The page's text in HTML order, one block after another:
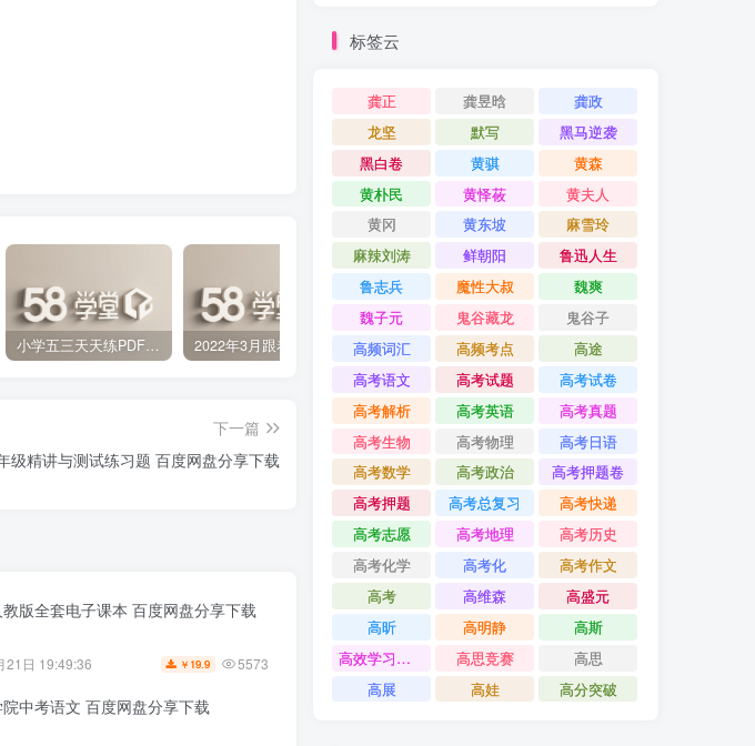
小学五三天天练PDF（压缩打包）百度网盘分享下载 启蒙英语儿歌Super Simple Songs（1-3共44个视频）百度网盘分享下载
下一篇
级精讲与测试练习题 百度网盘分享下载
版全套电子课本 百度网盘分享下载
21日 19:49:36 ￥ 19.9 5573
中考语文 百度网盘分享下载
标签云
龚正 龚昱晗
龚政
龙坚
默写
黑马逆袭
黑白卷
黄骐
黄森
黄朴民
黄怿莜
黄夫人
黄冈
黄东坡
麻雪玲
麻辣刘涛
鲜朝阳
鲁迅人生
鲁志兵
魔性大叔
魏爽
魏子元
鬼谷藏龙
鬼谷子
高频词汇
高频考点
高途
高考语文
高考试题
高考试卷
高考解析
高考英语
高考真题
高考生物
高考物理
高考日语
高考数学
高考政治
高考押题卷
高考押题
高考总复习
高考快递
高考志愿
高考地理
高考历史
高考化学
高考化
高考作文
高考
高维森
高盛元
高昕
高明静
高斯
高效学习方法课
高思竞赛
高思
高展
高娃 高分突破